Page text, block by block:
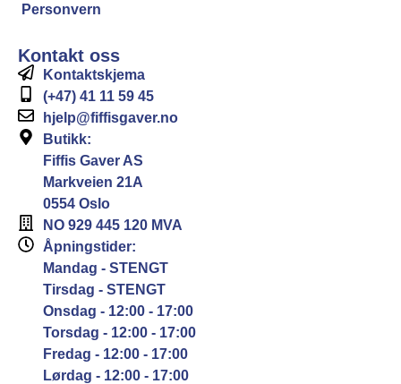
Personvern
Kontakt oss
Kontaktskjema
(+47) 41 11 59 45
hjelp@fiffisgaver.no
Butikk:
Fiffis Gaver AS
Markveien 21A
0554 Oslo
NO 929 445 120 MVA
Åpningstider:
Mandag - STENGT
Tirsdag - STENGT
Onsdag - 12:00 - 17:00
Torsdag - 12:00 - 17:00
Fredag - 12:00 - 17:00
Lørdag - 12:00 - 17:00